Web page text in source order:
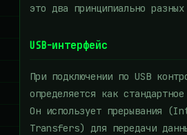
это два принципиально
USB-интерфейс
При подключении по USB
определяется как
Он использует прерывания
Transfers) для передачи